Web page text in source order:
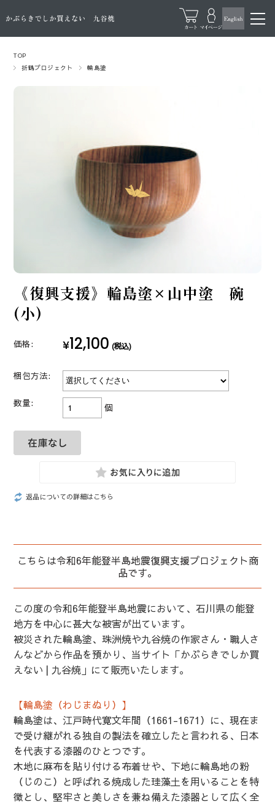
TOP
折鶴プロジェクト
輪島塗
《復興支援》輪島塗×山中塗 碗
(小)
価格: ¥12,100 (税込)
梱包方法:
数量: 個
返品についての詳細はこちら
こちらは令和6年能登半島地震復興支援プロジェクト商
品です。
この度の令和6年能登半島地震において、石川県の能登
地方を中心に甚大な被害が出ています。
被災された輪島塗、珠洲焼や九谷焼の作家さん・職人さ
んなどから作品を預かり、当サイト「かぶらきでしか買
えない | 九谷焼」にて販売いたします。
【輪島塗（わじまぬり）】
輪島塗は、江戸時代寛文年間（1661-1671）に、現在ま
で受け継がれる独自の製法を確立したと言われる、日本
を代表する漆器のひとつです。
木地に麻布を貼り付ける布着せや、下地に輪島地の粉
（じのこ）と呼ばれる焼成した珪藻土を用いることを特
徴とし、堅牢さと美しさを兼ね備えた漆器として広く全